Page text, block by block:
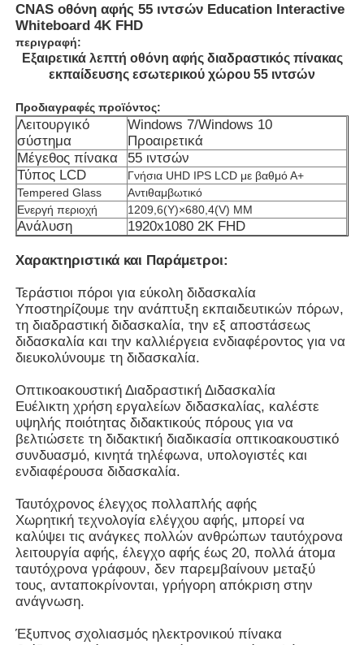
Προϊόντα
Βίντεο
Σχετικά με εμάς
Γύρος εργοστασίων
Ποιοτικός έλεγχος
επαφή
Ζητήστε ένα απόσπασμα
CNAS οθόνη αφής 55 ιντσών Education Interactive
Whiteboard 4K FHD
περιγραφή:
Εξαιρετικά λεπτή οθόνη αφής διαδραστικός πίνακας
εκπαίδευσης εσωτερικού χώρου 55 ιντσών
Προδιαγραφές προϊόντος:
Λειτουργικό
σύστημα
Windows 7/Windows 10
Προαιρετικά
Μέγεθος πίνακα
55 ιντσών
Τύπος LCD
Γνήσια UHD IPS LCD με βαθμό Α+
Tempered Glass
Αντιθαμβωτικό
Ενεργή περιοχή
1209,6(Υ)×680,4(V) ΜΜ
Ανάλυση 1920x1080 2K FHD
Χαρακτηριστικά και Παράμετροι:
Τεράστιοι πόροι για εύκολη διδασκαλία
Υποστηρίζουμε την ανάπτυξη εκπαιδευτικών πόρων,
τη διαδραστική διδασκαλία, την εξ αποστάσεως
διδασκαλία και την καλλιέργεια ενδιαφέροντος για να
διευκολύνουμε τη διδασκαλία.
Οπτικοακουστική Διαδραστική Διδασκαλία
Ευέλικτη χρήση εργαλείων διδασκαλίας, καλέστε
υψηλής ποιότητας διδακτικούς πόρους για να
βελτιώσετε τη διδακτική διαδικασία οπτικοακουστικό
συνδυασμό, κινητά τηλέφωνα, υπολογιστές και
ενδιαφέρουσα διδασκαλία.
Ταυτόχρονος έλεγχος πολλαπλής αφής
Χωρητική τεχνολογία ελέγχου αφής, μπορεί να
καλύψει τις ανάγκες πολλών ανθρώπων ταυτόχρονα
λειτουργία αφής, έλεγχο αφής έως 20, πολλά άτομα
ταυτόχρονα γράφουν, δεν παρεμβαίνουν μεταξύ
τους, ανταποκρίνονται, γρήγορη απόκριση στην
ανάγνωση.
Έξυπνος σχολιασμός ηλεκτρονικού πίνακα